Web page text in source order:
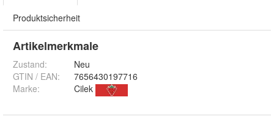
Produktsicherheit
Artikelmerkmale
Zustand:
Neu
GTIN / EAN:
7656430197716
Marke:
Cilek